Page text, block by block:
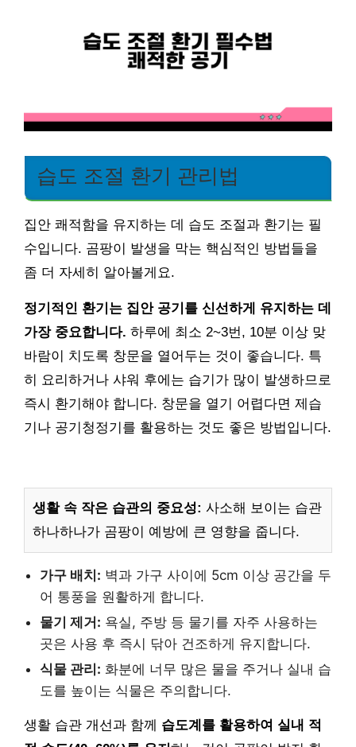
습도 조절 환기 관리법
집안 쾌적함을 유지하는 데 습도 조절과 환기는 필
수입니다. 곰팡이 발생을 막는 핵심적인 방법들을
좀 더 자세히 알아볼게요.
정기적인 환기는 집안 공기를 신선하게 유지하는 데
가장 중요합니다. 하루에 최소 2~3번, 10분 이상 맞
바람이 치도록 창문을 열어두는 것이 좋습니다. 특
히 요리하거나 샤워 후에는 습기가 많이 발생하므로
즉시 환기해야 합니다. 창문을 열기 어렵다면 제습
기나 공기청정기를 활용하는 것도 좋은 방법입니다.
생활 속 작은 습관의 중요성: 사소해 보이는 습관
하나하나가 곰팡이 예방에 큰 영향을 줍니다.
가구 배치: 벽과 가구 사이에 5cm 이상 공간을 두
어 통풍을 원활하게 합니다.
물기 제거: 욕실, 주방 등 물기를 자주 사용하는
곳은 사용 후 즉시 닦아 건조하게 유지합니다.
식물 관리: 화분에 너무 많은 물을 주거나 실내 습
도를 높이는 식물은 주의합니다.
생활 습관 개선과 함께 습도계를 활용하여 실내 적